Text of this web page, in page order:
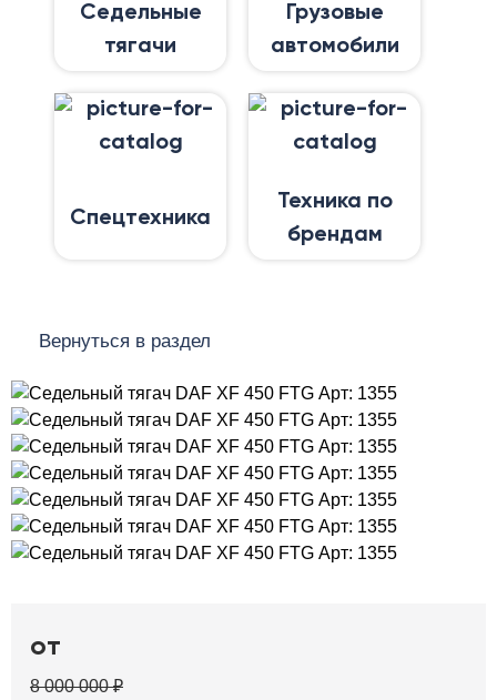
Седельные
тягачи
Грузовые
автомобили
Спецтехника
Техника по
брендам
Вернуться в раздел
от
8 000 000 ₽